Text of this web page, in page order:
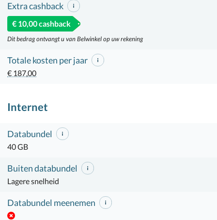
Extra cashback
€ 10,00 cashback
Dit bedrag ontvangt u van Belwinkel op uw rekening
Totale kosten per jaar
€ 187,00
Internet
Databundel
40 GB
Buiten databundel
Lagere snelheid
Databundel meenemen